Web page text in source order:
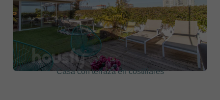
Casa con terraza en costillares